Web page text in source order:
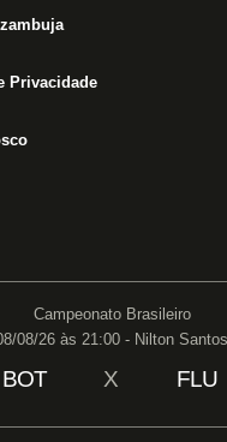
Privacidade
Campeonato Brasileiro
08/26 às 21:00 - Nilton Santos
BOT X FLU